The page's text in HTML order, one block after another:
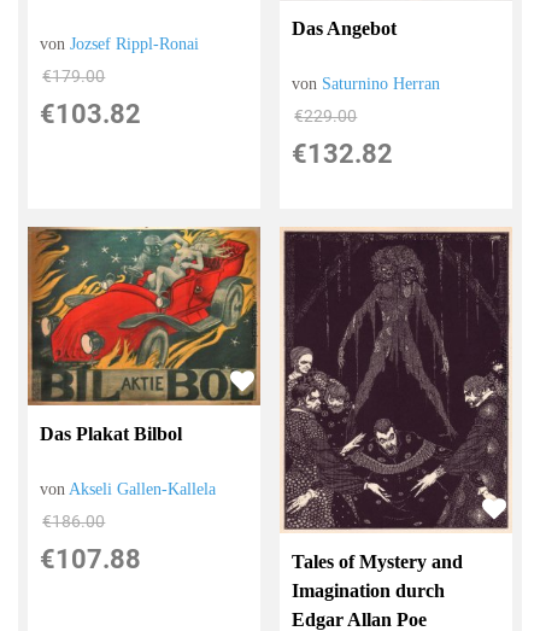
vonJozsef Rippl-Ronai
€179.00
€103.82
Das Angebot
von Saturnino Herran
€229.00
€132.82
Das Plakat Bilbol
vonAkseli Gallen-Kallela
€186.00
€107.88
Tales of Mystery and
Imagination durch
Edgar Allan Poe